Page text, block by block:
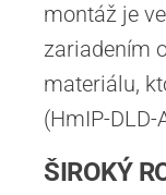
montáž je
zariadením
materiálu,
(HmIP-
ŠIROKÝ